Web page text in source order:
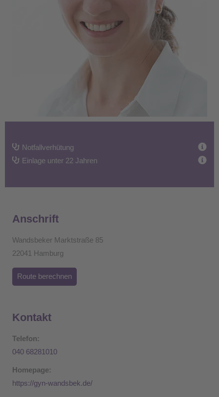
Notfallverhütung
Einlage unter 22 Jahren
Anschrift
Wandsbeker Marktstraße 85
22041 Hamburg
Route berechnen
Kontakt
Telefon:
040 68281010
Homepage:
https://gyn-wandsbek.de/